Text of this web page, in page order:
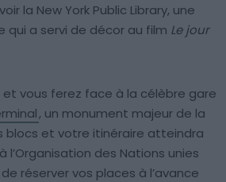
la New York Public Library, une
qui a servi de décor au film Le jour
vous ferez face à la célèbre gare
, un monument majeur de la
blocs et votre itinéraire atteindra
l’Organisation des Nations unies
de réserver vos places à l’avance